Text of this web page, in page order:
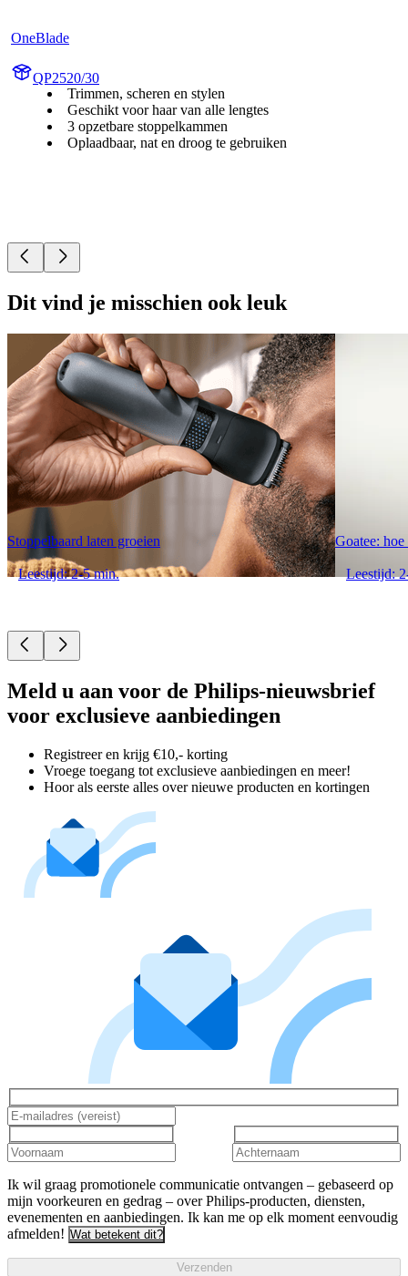
OneBlade
QP2520/30
Trimmen, scheren en stylen
Geschikt voor haar van alle lengtes
3 opzetbare stoppelkammen
Oplaadbaar, nat en droog te gebruiken
Dit vind je misschien ook leuk
Stoppelbaard laten groeien
Leestijd: 2-5 min.
Goatee:
Leestijd:
Meld u aan voor de Philips-nieuwsbrief
voor exclusieve aanbiedingen
Registreer en krijg €10,- korting
Vroege toegang tot exclusieve aanbiedingen en meer!
Hoor als eerste alles over nieuwe producten en kortingen
Ik wil graag promotionele communicatie ontvangen – gebaseerd op
mijn voorkeuren en gedrag – over Philips-producten, diensten,
evenementen en aanbiedingen. Ik kan me op elk moment eenvoudig
afmelden! Wat betekent dit?
Verzenden